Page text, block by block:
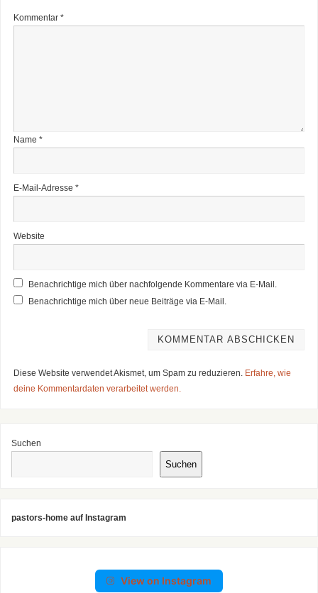
Kommentar *
Name *
E-Mail-Adresse *
Website
Benachrichtige mich über nachfolgende Kommentare via E-Mail.
Benachrichtige mich über neue Beiträge via E-Mail.
Diese Website verwendet Akismet, um Spam zu reduzieren.
Erfahre, wie
deine Kommentardaten verarbeitet werden.
Suchen
Suchen
pastors-home auf Instagram
View on Instagram